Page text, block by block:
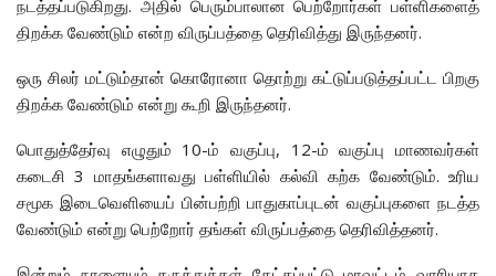
நடத்தப்படுகிறது. அதில் பெரும்பாலான பெற்றோர்கள் பள்ளிகளைத்
திறக்க வேண்டும் என்ற விருப்பத்தை தெரிவித்து இருந்தனர்.
ஒரு சிலர் மட்டும்தான் கொரோனா தொற்று கட்டுப்படுத்தப்பட்ட பிறகு
திறக்க வேண்டும் என்று கூறி இருந்தனர்.
பொதுத்தேர்வு எழுதும் 10-ம் வகுப்பு, 12-ம் வகுப்பு மாணவர்கள்
கடைசி 3 மாதங்களாவது பள்ளியில் கல்வி கற்க வேண்டும். உரிய
சமூக இடைவெளியைப் பின்பற்றி பாதுகாப்புடன் வகுப்புகளை நடத்த
வேண்டும் என்று பெற்றோர் தங்கள் விருப்பத்தை தெரிவித்தனர்.